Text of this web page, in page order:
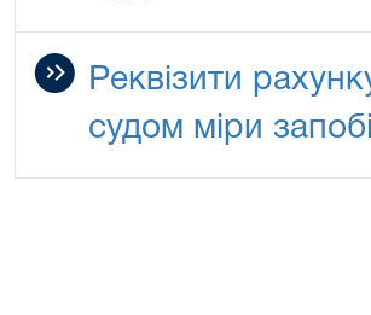
Реквізити
судом міри